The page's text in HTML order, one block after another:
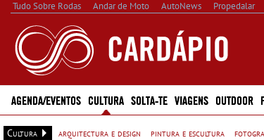
Tudo Sobre Rodas Andar de Moto AutoNews Propedalar
AGENDA/EVENTOS CULTURA SOLTA-TE VIAGENS OUTDOOR
Cultura arquitectura e design pintura e escultura